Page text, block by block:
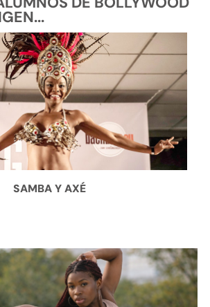
SAMBA Y AXÉ